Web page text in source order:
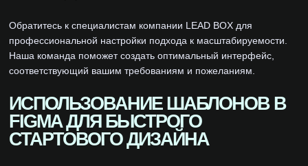
Обратитесь к специалистам компании LEAD BOX для
профессиональной настройки подхода к масштабируемости.
Наша команда поможет создать оптимальный интерфейс,
соответствующий вашим требованиям и пожеланиям.
ИСПОЛЬЗОВАНИЕ ШАБЛОНОВ В
FIGMA ДЛЯ БЫСТРОГО
СТАРТОВОГО ДИЗАЙНА